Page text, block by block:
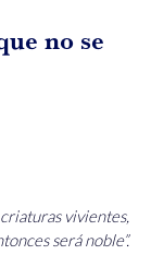
no se
vivientes,
será noble”.